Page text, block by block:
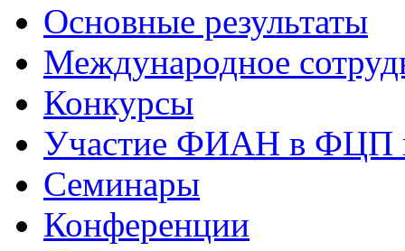
Основные результаты
Международное
Конкурсы
Участие ФИАН в ФЦП
Семинары
Конференции